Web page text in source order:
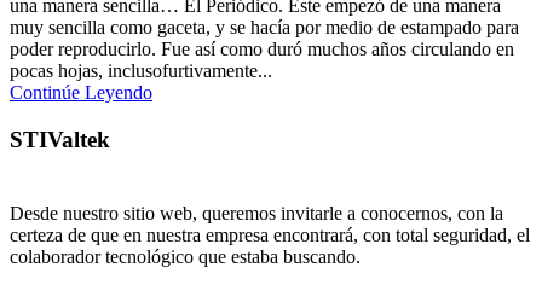
una manera sencilla… El Periódico. Este empezó de una manera
muy sencilla como gaceta, y se hacía por medio de estampado para
poder reproducirlo. Fue así como duró muchos años circulando en
pocas hojas, inclusofurtivamente...
Continúe Leyendo
STIValtek
Desde nuestro sitio web, queremos invitarle a conocernos, con la
certeza de que en nuestra empresa encontrará, con total seguridad, el
colaborador tecnológico que estaba buscando.